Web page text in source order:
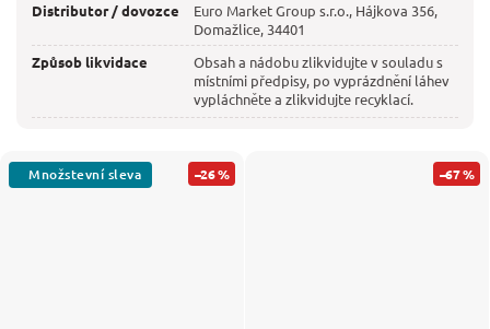
Distributor / dovozce
Euro Market Group s.r.o., Hájkova 356,
Domažlice, 34401
Způsob likvidace
Obsah a nádobu zlikvidujte v souladu s
místními předpisy, po vyprázdnění láhev
vypláchněte a zlikvidujte recyklací.
–26 % –67 %